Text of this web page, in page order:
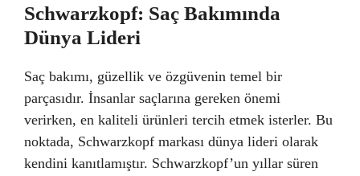
Schwarzkopf: Saç Bakımında
Dünya Lideri
Saç bakımı, güzellik ve özgüvenin temel bir
parçasıdır. İnsanlar saçlarına gereken önemi
verirken, en kaliteli ürünleri tercih etmek isterler. Bu
noktada, Schwarzkopf markası dünya lideri olarak
kendini kanıtlamıştır. Schwarzkopf’un yıllar süren